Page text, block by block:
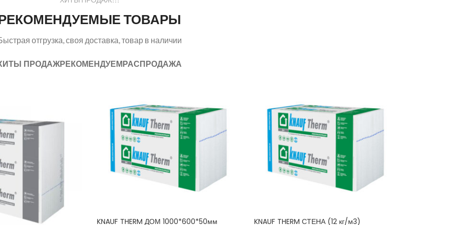
ТОВАРЫ
отгрузка, своя доставка, товар в наличии
ПРОДАЖРЕКОМЕНДУЕМРАСПРОДАЖА
KNAUF THERM ДОМ 1000*600*50мм KNAUF THERM СТЕНА (12 кг/м3)